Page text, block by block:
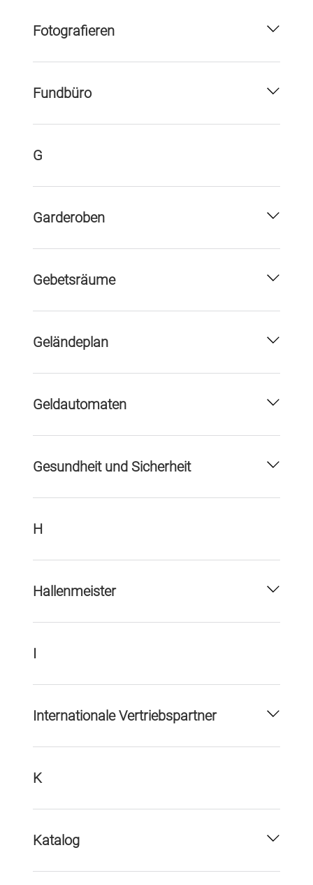
Fotografieren
Fundbüro
G
Garderoben
Gebetsräume
Geländeplan
Geldautomaten
Gesundheit und Sicherheit
H
Hallenmeister
I
Internationale Vertriebspartner
K
Katalog